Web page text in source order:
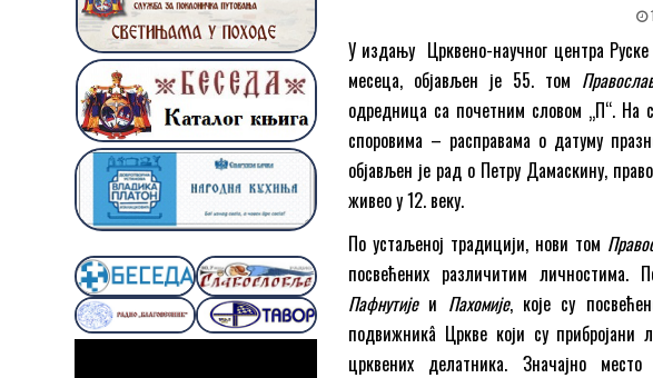
У издању Црквено-научног центра
месеца, објављен је 55. том
одредница са почетним словом „П“. На
споровима – расправама о датуму
објављен је рад о Петру Дамаскину,
живео у 12. веку.
По устаљеној традицији, нови том
посвећених различитим личностима.
Пафнутијеи Пахомије, које су
подвижникâ Цркве који су прибројани
црквених делатника. Значајно